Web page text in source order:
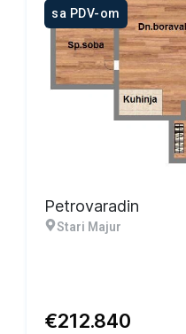
sa PDV-om
Petrovaradin
Stari Majur
€212.840